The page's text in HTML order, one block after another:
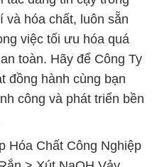
công và phát triển bền
Hóa Chất Công Nghiệp
> Xút NaOH Vảy
Hóa Chất Công
Rắn > Xút NaOH
Hóa Chất Công